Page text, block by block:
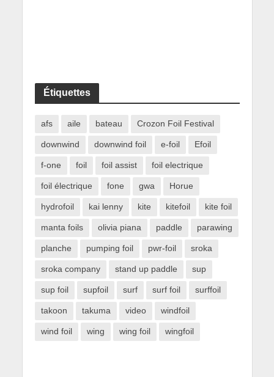
Étiquettes
afs aile bateau Crozon Foil Festival
downwind downwind foil e-foil Efoil
f-one foil foil assist foil electrique
foil électrique fone gwa Horue
hydrofoil kai lenny kite kitefoil kite foil
manta foils olivia piana paddle parawing
planche pumping foil pwr-foil sroka
sroka company stand up paddle sup
sup foil supfoil surf surf foil surffoil
takoon takuma video windfoil
wind foil wing wing foil wingfoil